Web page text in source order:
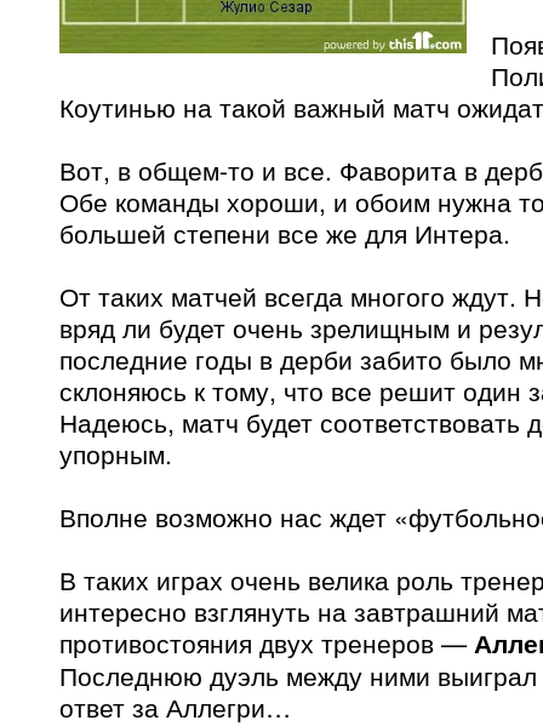
Коутинью на такой важный матч
Вот, в общем-то и все. Фаворита в
Обе команды хороши, и обоим нужна
большей степени все же для Интера.
От таких матчей всегда многого ждут.
вряд ли будет очень зрелищным и
последние годы в дерби забито было
склоняюсь к тому, что все решит один
Надеюсь, матч будет соответствовать
упорным.
Вполне возможно нас ждет
В таких играх очень велика роль
интересно взглянуть на завтрашний
противостояния двух тренеров —
Последнюю дуэль между ними
ответ за Аллегри…